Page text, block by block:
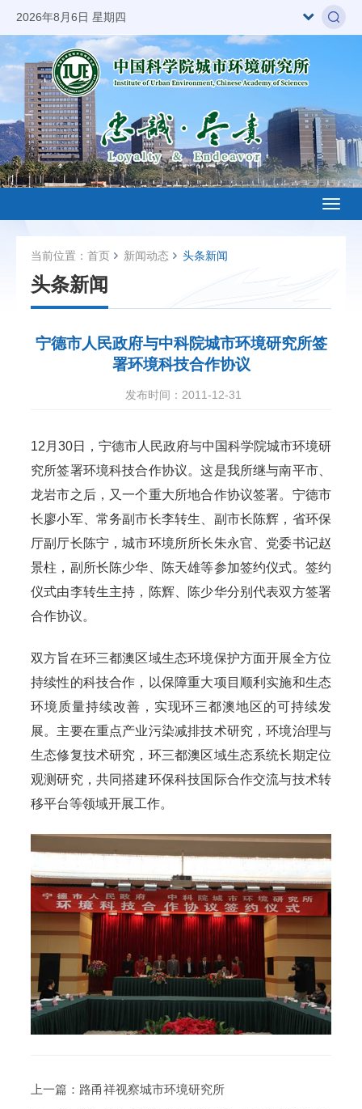
2026年8月6日 星期四
当前位置： 首页 新闻动态 头条新闻
头条新闻
宁德市人民政府与中科院城市环境研究所签
署环境科技合作协议
发布时间：2011-12-31
12月30日，宁德市人民政府与中国科学院城市环境研
究所签署环境科技合作协议。这是我所继与南平市、
龙岩市之后，又一个重大所地合作协议签署。宁德市
长廖小军、常务副市长李转生、副市长陈辉，省环保
厅副厅长陈宁，城市环境所所长朱永官、党委书记赵
景柱，副所长陈少华、陈天雄等参加签约仪式。签约
仪式由李转生主持，陈辉、陈少华分别代表双方签署
合作协议。
双方旨在环三都澳区域生态环境保护方面开展全方位
持续性的科技合作，以保障重大项目顺利实施和生态
环境质量持续改善，实现环三都澳地区的可持续发
展。主要在重点产业污染减排技术研究，环境治理与
生态修复技术研究，环三都澳区域生态系统长期定位
观测研究，共同搭建环保科技国际合作交流与技术转
移平台等领域开展工作。
上一篇： 路甬祥视察城市环境研究所